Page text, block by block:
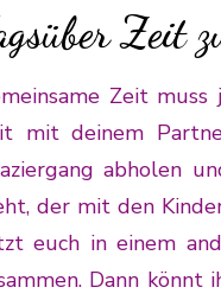
Zeit
Zeit
mit deinem
abholen
der mit den
euch in einem
Dann